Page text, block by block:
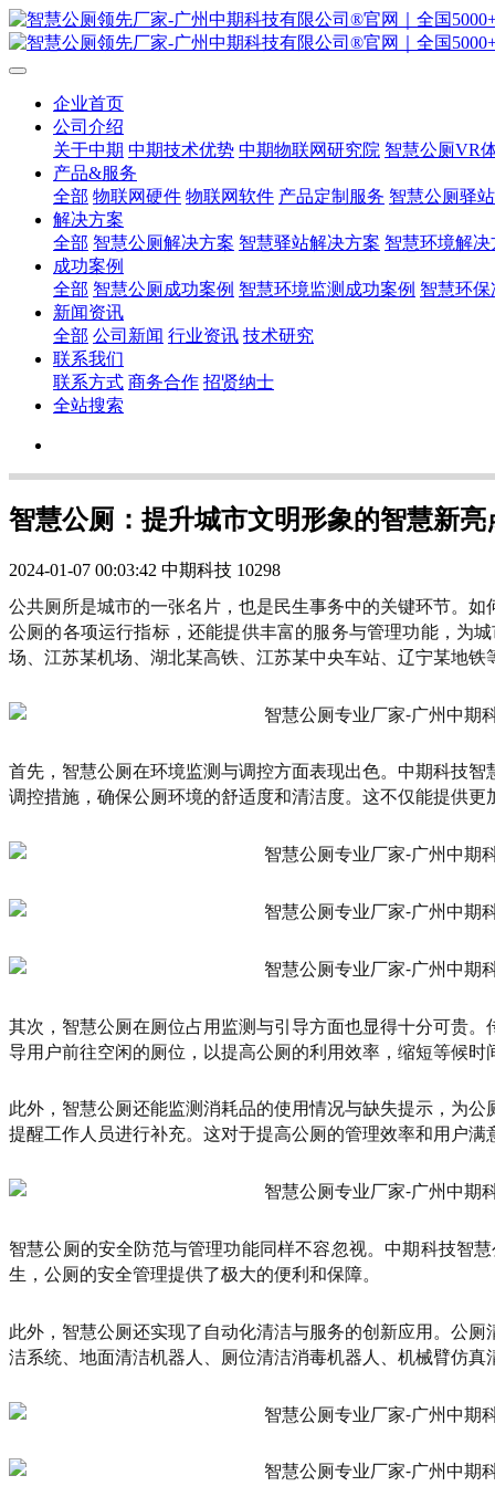
企业首页
公司介绍
关于中期 中期技术优势 中期物联网研究院 智慧公厕VR
产品&服务
全部 物联网硬件 物联网软件 产品定制服务 智慧公厕驿
解决方案
全部 智慧公厕解决方案 智慧驿站解决方案 智慧环境解决
成功案例
全部 智慧公厕成功案例 智慧环境监测成功案例 智慧环
新闻资讯
全部 公司新闻 行业资讯 技术研究
联系我们
联系方式 商务合作 招贤纳士
全站搜索
智慧公厕：提升城市文明形象的智慧新亮
2024-01-07 00:03:42 中期科技 10298
公共厕所是城市的一张名片，也是民生事务中的关键环节。
公厕的各项运行指标，还能提供丰富的服务与管理功能，为
场、江苏某机场、湖北某高铁、江苏某中央车站、辽宁某地
首先，智慧公厕在环境监测与调控方面表现出色。中期科技
调控措施，确保公厕环境的舒适度和清洁度。这不仅能提供
其次，智慧公厕在厕位占用监测与引导方面也显得十分可贵
导用户前往空闲的厕位，以提高公厕的利用效率，缩短等候
此外，智慧公厕还能监测消耗品的使用情况与缺失提示，为
提醒工作人员进行补充。这对于提高公厕的管理效率和用户满
智慧公厕的安全防范与管理功能同样不容忽视。中期科技智
生，公厕的安全管理提供了极大的便利和保障。
此外，智慧公厕还实现了自动化清洁与服务的创新应用。公
洁系统、地面清洁机器人、厕位清洁消毒机器人、机械臂仿